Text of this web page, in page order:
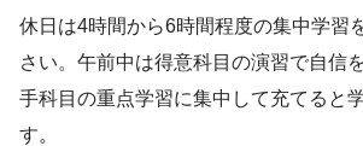
休日は4時間から6時間程度の集中学習
さい。午前中は得意科目の演習で自信
手科目の重点学習に集中して充てると
す。